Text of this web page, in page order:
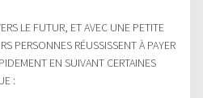
LE FUTUR, ET AVEC UNE PETITE
PERSONNES RÉUSSISSENT À PAYER
EN SUIVANT CERTAINES
: